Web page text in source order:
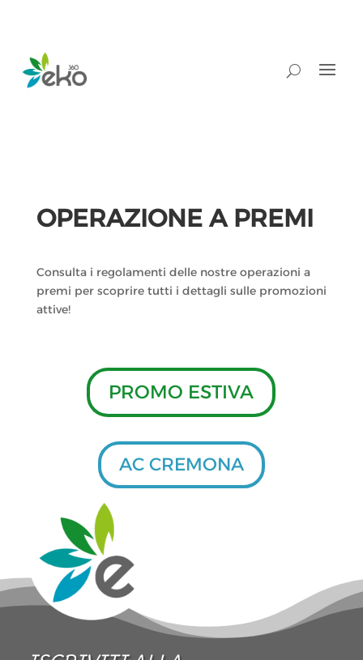
OPERAZIONE A PREMI
Consulta i regolamenti delle nostre operazioni a
premi per scoprire tutti i dettagli sulle promozioni
attive!
PROMO ESTIVA
AC CREMONA